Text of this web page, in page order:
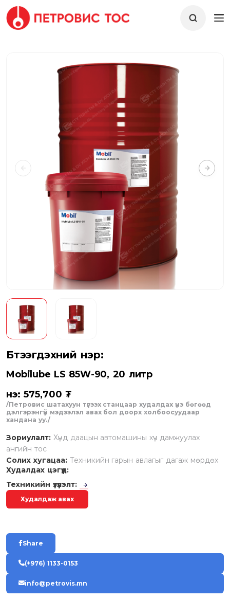
Бүтээгдэхүүний нэр:
Mobilube LS 85W-90, 20 литр
Үнэ: 575,700 ₮
/Петровис шатахуун түгээх станцаар худалдах үнэ бөгөөд
дэлгэрэнгүй мэдээлэл авах бол доорх холбоосуудаар
хандана уу./
Зориулалт: Хүнд даацын автомашины хүч дамжуулах
ангийн тос
Солих хугацаа: Техникийн гарын авлагыг дагаж мөрдөх
Худалдах цэгүүд:
Техникийн үзүүлэлт:
Худалдаж авах
Share
(+976) 1133-0153
info@petrovis.mn